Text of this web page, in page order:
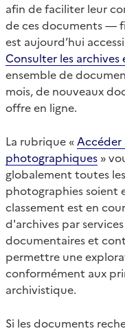
afin de faciliter leur
de ces documents —
est aujourd’hui
Consulter les archives
ensemble de
mois, de nouveaux
offre en ligne.
La rubrique « Accéder
photographiques »
globalement toutes
photographies soient
classement est en
d'archives par
documentaires et
permettre une
conformément aux
archivistique.
Si les documents